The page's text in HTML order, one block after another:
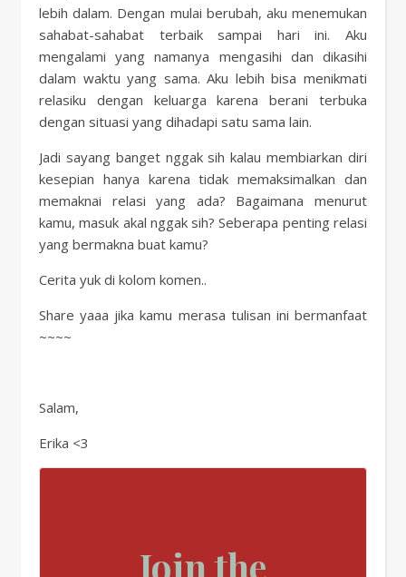
lebih dalam. Dengan mulai berubah, aku menemukan
sahabat-sahabat terbaik sampai hari ini. Aku
mengalami yang namanya mengasihi dan dikasihi
dalam waktu yang sama. Aku lebih bisa menikmati
relasiku dengan keluarga karena berani terbuka
dengan situasi yang dihadapi satu sama lain.
Jadi sayang banget nggak sih kalau membiarkan diri
kesepian hanya karena tidak memaksimalkan dan
memaknai relasi yang ada? Bagaimana menurut
kamu, masuk akal nggak sih? Seberapa penting relasi
yang bermakna buat kamu?
Cerita yuk di kolom komen..
Share yaaa jika kamu merasa tulisan ini bermanfaat
~~~~
Salam,
Erika <3
Join the